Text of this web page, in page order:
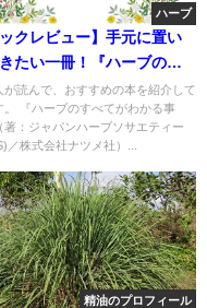
ハーブ
ックレビュー】手元に置い
たい一冊！『ハーブのす
わかる事典』
が読んで、おすすめの本を紹介して
。 『ハーブのすべてがわかる事
著：ジャパンハーブソサエティー
／株式会社ナツメ社）...
精油のプロフィール